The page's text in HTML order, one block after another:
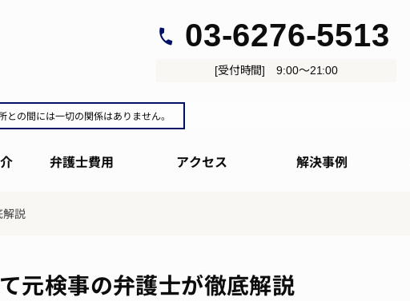
03-6276-5513
[受付時間] 9:00～21:00
の間には一切の関係はありません。
弁護士費用 アクセス 解決事例
解説
元検事の弁護士が徹底解説